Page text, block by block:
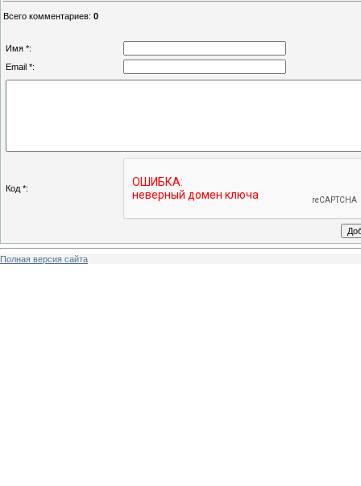
Всего комментариев: 0
Имя *:
Email *:
Код *:
Полная версия сайта